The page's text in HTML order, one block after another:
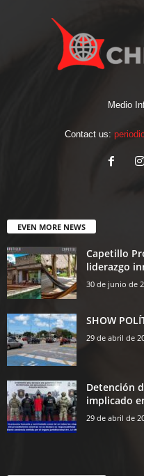
Medio
Contact us:
EVEN MORE NEWS
Capetillo
liderazgo
30 de junio de
SHOW
29 de abril de
Detención
implicado
29 de abril de